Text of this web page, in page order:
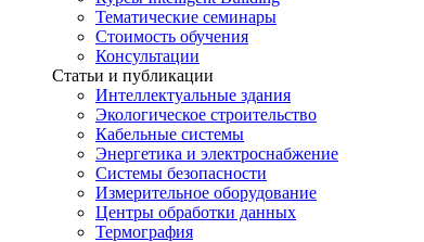
Тематические семинары
Стоимость обучения
Консультации
Статьи и публикации
Интеллектуальные здания
Экологическое строительство
Кабельные системы
Энергетика и электроснабжение
Системы безопасности
Измерительное оборудование
Центры обработки данных
Термография